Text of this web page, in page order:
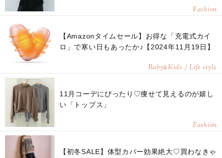
Fashion
【Amazonタイムセール】お得な「充電式カイ
ロ」で寒い日もあったか♪【2024年11月19日】
Baby&Kids / Life style
11月コーデにぴったり♡痩せて見えるのが嬉し
い「トップス」
Fashion
【初冬SALE】体型カバー効果絶大♡買わなきゃ